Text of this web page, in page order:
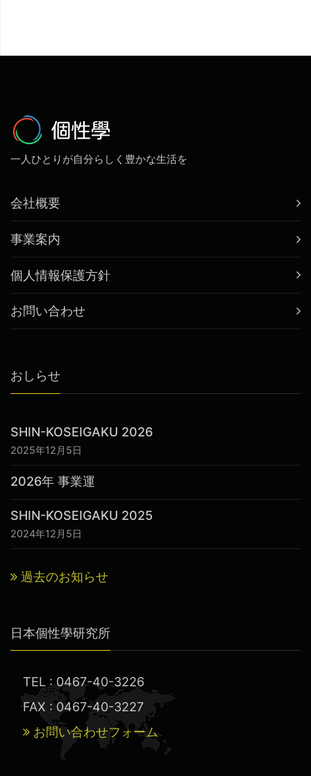
一人ひとりが自分らしく豊かな生活を
会社概要
事業案内
個人情報保護方針
お問い合わせ
おしらせ
SHIN-KOSEIGAKU 2026
2025年12月5日
2026年 事業運
SHIN-KOSEIGAKU 2025
2024年12月5日
過去のお知らせ
日本個性學研究所
TEL : 0467-40-3226
FAX : 0467-40-3227
お問い合わせフォーム